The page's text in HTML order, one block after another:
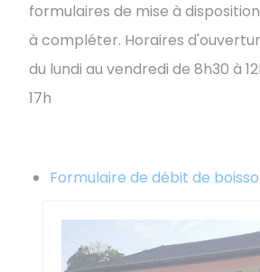
formulaires de mise à
à compléter. Horaires
du lundi au vendredi de 8h30 à
17h
Formulaire de débit de